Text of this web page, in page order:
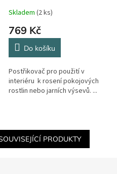
Skladem (2 ks)
769 Kč
Do košíku
Postřikovač pro použití v
interiéru k rosení pokojových
rostlin nebo jarních výsevů. ...
PRODUKTY